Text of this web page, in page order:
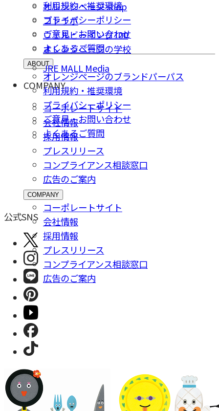
オレンジページ shop
コトラボ
ウェルビーイング100
オレンジページの学校
JRE MALL Media
利用規約・推奨環境
プライバシーポリシー
ご意⾒・お問い合わせ
よくあるご質問
ABOUT
オレンジページのブランドパーパス
利用規約・推奨環境
プライバシーポリシー
ご意⾒・お問い合わせ
よくあるご質問
COMPANY
コーポレートサイト
会社情報
採⽤情報
プレスリリース
コンプライアンス相談窓⼝
広告のご案内
COMPANY
コーポレートサイト
会社情報
採⽤情報
プレスリリース
コンプライアンス相談窓⼝
広告のご案内
公式SNS